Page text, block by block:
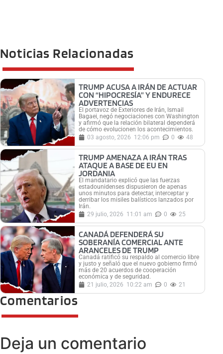
Noticias Relacionadas
TRUMP ACUSA A IRÁN DE ACTUAR
CON “HIPOCRESÍA” Y ENDURECE
ADVERTENCIAS
El portavoz de Exteriores de Irán, Ismail
Bagaei, negó negociaciones con Washington
y afirmó que la relación bilateral dependerá
de cómo evolucionen los acontecimientos.
03 agosto, 2026 12:06 pm 0 48
TRUMP AMENAZA A IRÁN TRAS
ATAQUE A BASE DE EU EN
JORDANIA
El mandatario explicó que las fuerzas
estadounidenses dispusieron de apenas
unos minutos para detectar, interceptar y
derribar los misiles balísticos lanzados por
Irán.
29 julio, 2026 11:01 am 0 25
CANADÁ DEFENDERÁ SU
SOBERANÍA COMERCIAL ANTE
ARANCELES DE TRUMP
Canadá ratificó su respaldo al comercio libre
y justo y señaló que el nuevo gobierno firmó
más de 20 acuerdos de cooperación
económica y de seguridad.
21 julio, 2026 10:22 am 0 21
Comentarios
Deja un comentario